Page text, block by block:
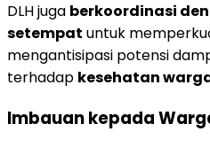
DLH juga berkoordinasi
setempat untuk
mengantisipasi potensi
terhadap kesehatan
Imbauan kepada